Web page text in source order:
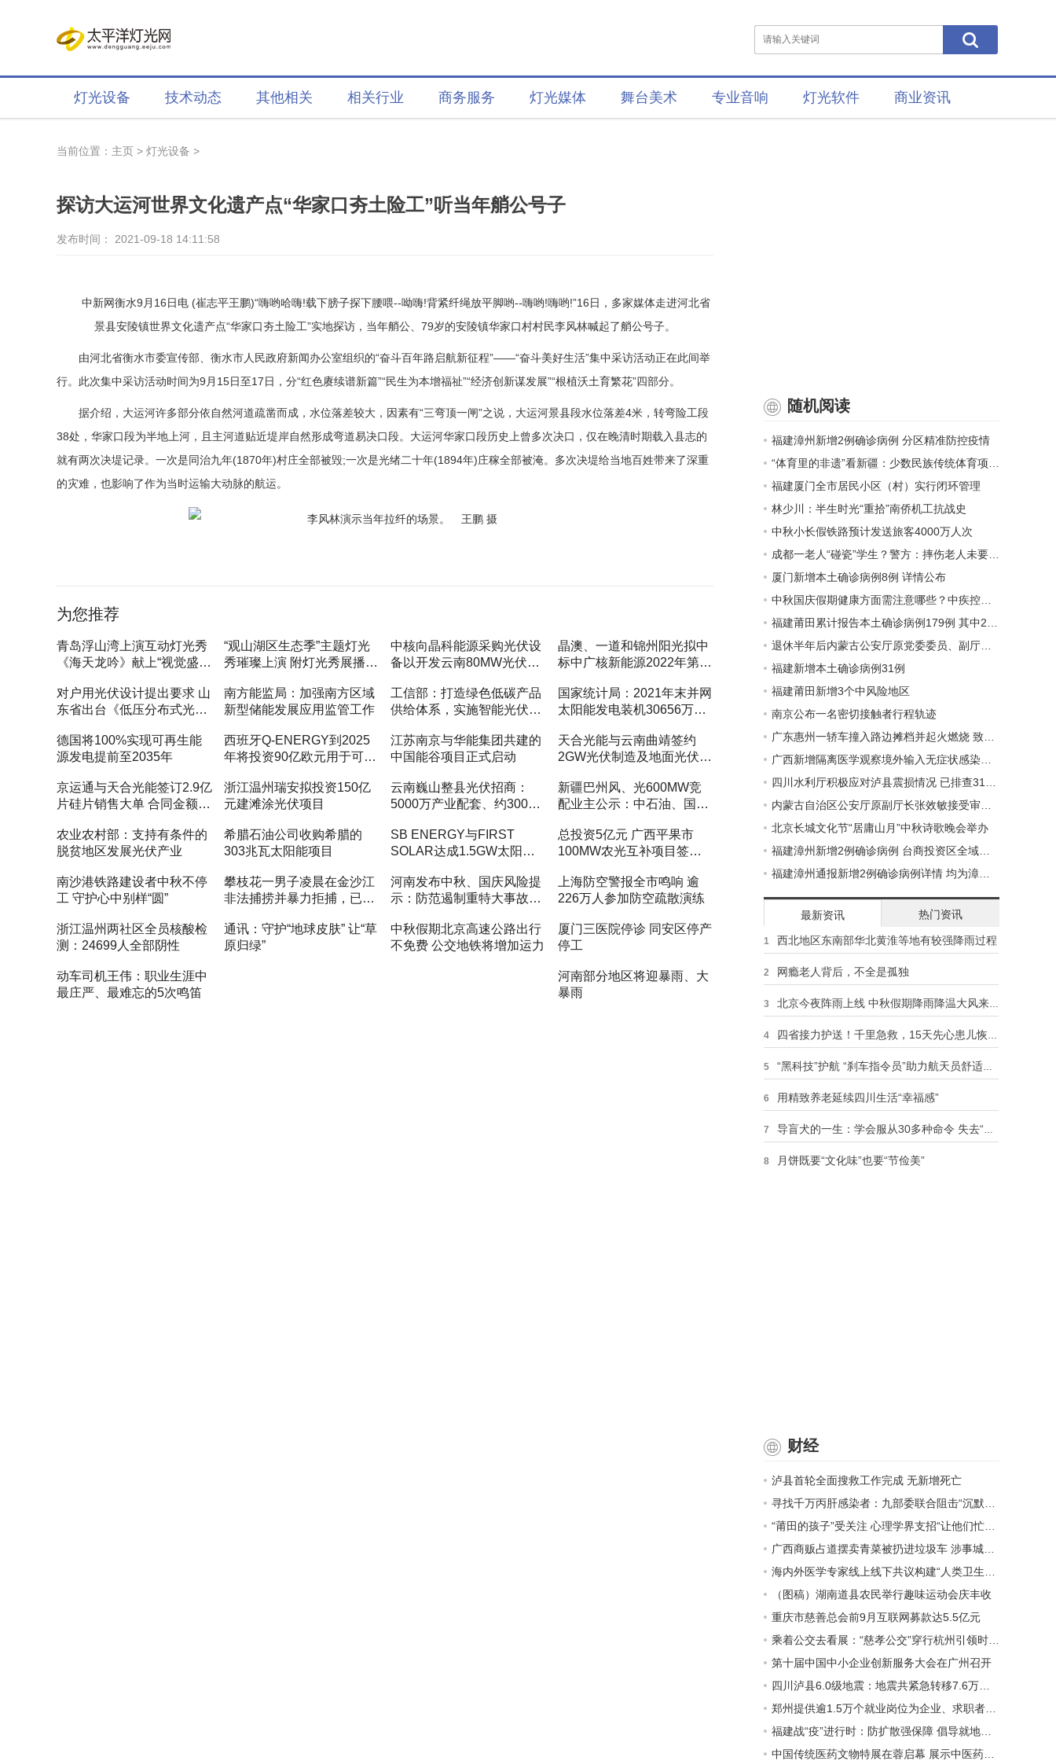
灯光设备 技术动态 其他相关 相关行业 商务服务 灯光媒体 舞台美术 专业音响 灯光软件 商业资讯
当前位置： 主页 > 灯光设备 >
探访大运河世界文化遗产点“华家口夯土险工”听当年艄公号子
发布时间： 2021-09-18 14:11:58
中新网衡水9月16日电 (崔志平王鹏)“嗨哟哈嗨!载下膀子探下腰喂--呦嗨!背紧纤绳放平脚哟--嗨哟!嗨哟!”16日，多家媒体走进河北省
景县安陵镇世界文化遗产点“华家口夯土险工”实地探访，当年艄公、79岁的安陵镇华家口村村民李风林喊起了艄公号子。
由河北省衡水市委宣传部、衡水市人民政府新闻办公室组织的“奋斗百年路启航新征程”——“奋斗美好生活”集中采访活动正在此间举
行。此次集中采访活动时间为9月15日至17日，分“红色赓续谱新篇”“民生为本增福祉”“经济创新谋发展”“根植沃土育繁花”四部分。
据介绍，大运河许多部分依自然河道疏凿而成，水位落差较大，因素有“三弯顶一闸”之说，大运河景县段水位落差4米，转弯险工段
38处，华家口段为半地上河，且主河道贴近堤岸自然形成弯道易决口段。大运河华家口段历史上曾多次决口，仅在晚清时期载入县志的
就有两次决堤记录。一次是同治九年(1870年)村庄全部被毁;一次是光绪二十年(1894年)庄稼全部被淹。多次决堤给当地百姓带来了深重
的灾难，也影响了作为当时运输大动脉的航运。
为您推荐
青岛浮山湾上演互动灯光秀
《海天龙吟》献上“视觉盛
“观山湖区生态季”主题灯光
秀璀璨上演 附灯光秀展播时
中核向晶科能源采购光伏设
备以开发云南80MW光伏电
晶澳、一道和锦州阳光拟中
标中广核新能源2022年第一
对户用光伏设计提出要求 山
东省出台《低压分布式光伏
南方能监局：加强南方区域
新型储能发展应用监管工作
工信部：打造绿色低碳产品
供给体系，实施智能光伏产
国家统计局：2021年末并网
太阳能发电装机30656万千
德国将100%实现可再生能
源发电提前至2035年
西班牙Q-ENERGY到2025
年将投资90亿欧元用于可再
江苏南京与华能集团共建的
中国能谷项目正式启动
天合光能与云南曲靖签约
2GW光伏制造及地面光伏项
京运通与天合光能签订2.9亿
片硅片销售大单 合同金额
浙江温州瑞安拟投资150亿
元建滩涂光伏项目
云南巍山整县光伏招商：
5000万产业配套、约3000
新疆巴州风、光600MW竞
配业主公示：中石油、国家
农业农村部：支持有条件的
脱贫地区发展光伏产业
希腊石油公司收购希腊的
303兆瓦太阳能项目
SB ENERGY与FIRST
SOLAR达成1.5GW太阳能
总投资5亿元 广西平果市
100MW农光互补项目签约
南沙港铁路建设者中秋不停
工 守护心中别样“圆”
攀枝花一男子凌晨在金沙江
非法捕捞并暴力拒捕，已被
河南发布中秋、国庆风险提
示：防范遏制重特大事故发
上海防空警报全市鸣响 逾
226万人参加防空疏散演练
浙江温州两社区全员核酸检
测：24699人全部阴性
通讯：守护“地球皮肤” 让“草
原归绿”
中秋假期北京高速公路出行
不免费 公交地铁将增加运力
厦门三医院停诊 同安区停产
停工
动车司机王伟：职业生涯中
最庄严、最难忘的5次鸣笛
河南部分地区将迎暴雨、大
暴雨
随机阅读
福建漳州新增2例确诊病例 分区精准防控疫情
福建厦门全市居民小区（村）实行闭环管理
林少川：半生时光“重拾”南侨机工抗战史
中秋小长假铁路预计发送旅客4000万人次
厦门新增本土确诊病例8例 详情公布
福建新增本土确诊病例31例
福建莆田新增3个中风险地区
南京公布一名密切接触者行程轨迹
北京长城文化节“居庸山月”中秋诗歌晚会举办
最新资讯 热门资讯
1 西北地区东南部华北黄淮等地有较强降雨过程
2 网瘾老人背后，不全是孤独
3 北京今夜阵雨上线 中秋假期降雨降温大风来袭
4 四省接力护送！千里急救，15天先心患儿恢复心跳
5 “黑科技”护航 “刹车指令员”助力航天员舒适着陆
6 用精致养老延续四川生活“幸福感”
7 导盲犬的一生：学会服从30多种命令 失去“爱情”
8 月饼既要“文化味”也要“节俭美”
财经
泸县首轮全面搜救工作完成 无新增死亡
（图稿）湖南道县农民举行趣味运动会庆丰收
重庆市慈善总会前9月互联网募款达5.5亿元
第十届中国中小企业创新服务大会在广州召开